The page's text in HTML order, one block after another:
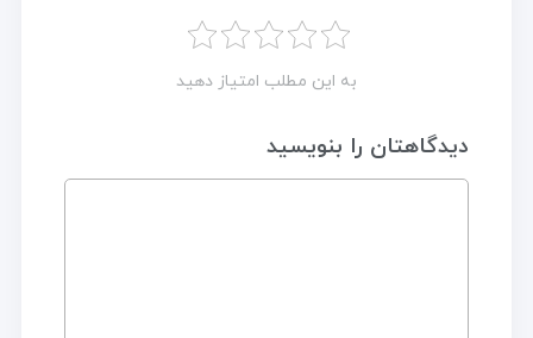
به این مطلب امتیاز دهید
دیدگاهتان را بنویسید